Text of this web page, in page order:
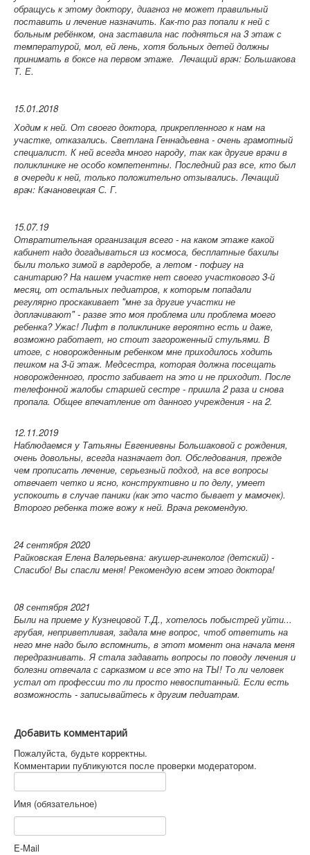
обращусь к этому доктору, диагноз не может правильный
поставить и лечение назначить. Как-то раз попали к ней с
больным ребёнком, она заставила нас подняться на 3 этаж с
температурой, мол, ей лень, хотя больных детей должны
принимать в боксе на первом этаже.Лечащий врач: Большакова
Т. Е.
15.01.2018
Ходим к ней. От своего доктора, прикрепленного к нам на
участке, отказались. Светлана Геннадьевна - очень грамотный
специалист. К ней всегда много народу, так как другие врачи в
поликлинике не особо компетентны. Последний раз все, кто был
в очереди к ней, только положительно отзывались.Лечащий
врач: Качановецкая С. Г.
15.07.19
Отвратительная организация всего - на каком этаже какой
кабинет надо догадываться из космоса, бесплатные бахилы
были только зимой в гардеробе, а летом - пофигу на
санитарию? На нашем участке нет своего участкового 3-й
месяц, от остальных педиатров, к которым попадали
регулярно проскакивает "мне за другие участки не
доплачивают" - разве это моя проблема или проблема моего
ребенка? Ужас! Лифт в поликлинике вероятно есть и даже,
возможно работает, но стоит загороженный стульями. В
итоге, с новорожденным ребенком мне приходилось ходить
пешком на 3-й этаж. Медсестра, которая должна посещать
новорожденного, просто забивает на это и не приходит. После
телефонной жалобы старшей сестре - пришла 2 раза и снова
пропала. Общее впечатление от данного учреждения - на 2.
12.11.2019
Наблюдаемся у Татьяны Евгениевны Большаковой с рождения,
очень довольны, всегда назначает доп. Обследования, прежде
чем прописать лечение, серьезный подход, на все вопросы
отвечает четко и ясно, конструктивно и по делу, умеет
успокоить в случае паники (как это часто бывает у мамочек).
Второго ребенка тоже вожу к ней. Врача рекомендую.
24 сентября 2020
Райковская Елена Валерьевна: акушер-гинеколог (детский) -
Спасибо! Вы спасли меня! Рекомендую всем этого доктора!
08 сентября 2021
Были на приеме у Кузнецовой Т.Д., хотелось побыстрей уйти...
грубая, неприветливая, задала мне вопрос, чтоб ответить на
него мне надо было вспомнить, в этот момент она начала меня
передразнивать. Я стала задавать вопросы по поводу лечения и
болезни отвечала с сарказмом и все это на ТЫ! То ли человек
устал от профессии то ли просто невоспитанный. Если есть
возможность - записывайтесь к другим педиатрам.
Добавить комментарий
Пожалуйста, будьте корректны.
Комментарии публикуются после проверки модератором.
Имя (обязательное)
E-Mail